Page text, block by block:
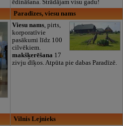
ēdināšana. Strādājam visu gadu!
Paradīzes, viesu nams
Viesu nams , pirts,
korporatīvie
pasākumi līdz 100
cilvēkiem.
makšķerēšana 17
zivju dīķos. Atpūta pie dabas Paradīzē.
Vilnis Lejnieks